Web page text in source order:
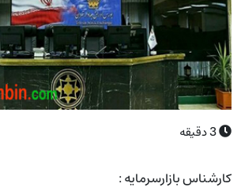
3دقیقه
کارشناس بازارسرمایه :